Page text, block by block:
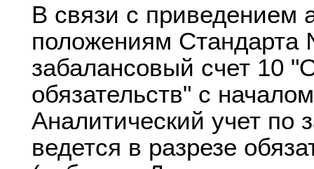
В связи с приведением
положениям
забалансовый счет 10
обязательств" с
Аналитический учет по
ведется в разрезе